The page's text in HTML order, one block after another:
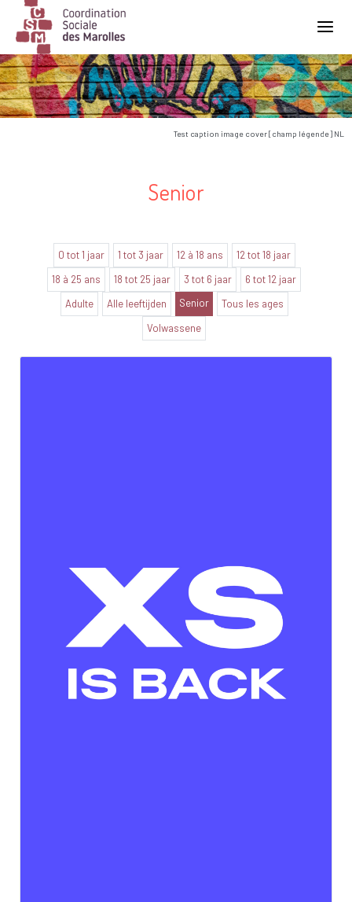
Main Navigation
Test caption image cover [champ légende] NL
Senior
0 tot 1 jaar 1 tot 3 jaar 12 à 18 ans
12 tot 18 jaar
18 à 25 ans
18 tot 25 jaar 3 tot 6 jaar
6 tot 12 jaar
Adulte
Alle leeftijden Senior
Tous les ages
Volwassene